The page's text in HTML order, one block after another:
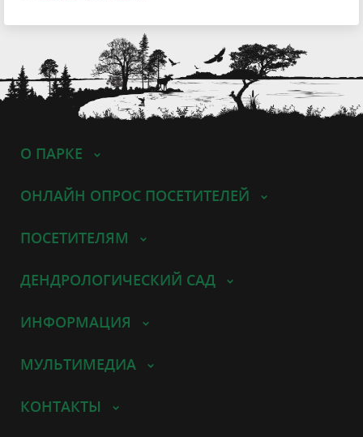
О ПАРКЕ
ОНЛАЙН ОПРОС ПОСЕТИТЕЛЕЙ
ПОСЕТИТЕЛЯМ
ДЕНДРОЛОГИЧЕСКИЙ САД
ИНФОРМАЦИЯ
МУЛЬТИМЕДИА
КОНТАКТЫ